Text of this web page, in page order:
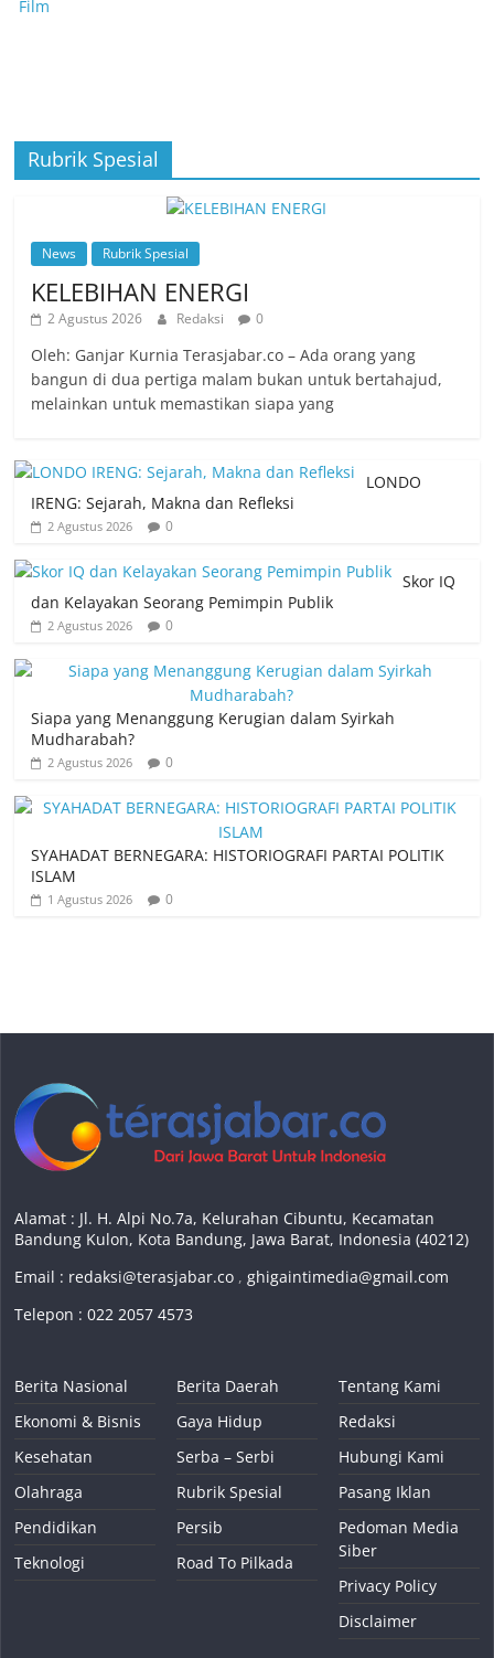
Rubrik Spesial
News Rubrik Spesial
KELEBIHAN ENERGI
2 Agustus 2026 Redaksi 0
Oleh: Ganjar Kurnia Terasjabar.co – Ada orang yang
bangun di dua pertiga malam bukan untuk bertahajud,
melainkan untuk memastikan siapa yang
LONDO
IRENG: Sejarah, Makna dan Refleksi
2 Agustus 2026 0
Skor IQ
dan Kelayakan Seorang Pemimpin Publik
2 Agustus 2026 0
Siapa yang Menanggung Kerugian dalam Syirkah
Mudharabah?
2 Agustus 2026 0
SYAHADAT BERNEGARA: HISTORIOGRAFI PARTAI POLITIK
ISLAM
1 Agustus 2026 0
Alamat : Jl. H. Alpi No.7a, Kelurahan Cibuntu, Kecamatan
Bandung Kulon, Kota Bandung, Jawa Barat, Indonesia (40212)
Email : redaksi@terasjabar.co ,ghigaintimedia@gmail.com
Telepon : 022 2057 4573
Berita Nasional
Ekonomi & Bisnis
Kesehatan
Olahraga
Pendidikan
Teknologi
Berita Daerah
Gaya Hidup
Serba – Serbi
Rubrik Spesial
Persib
Road To Pilkada
Tentang Kami
Redaksi
Hubungi Kami
Pasang Iklan
Pedoman Media
Siber
Privacy Policy
Disclaimer